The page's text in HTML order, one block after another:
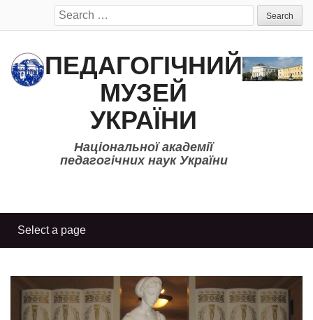
Search
for:
ПЕДАГОГІЧНИЙ
МУЗЕЙ
УКРАЇНИ
Національної академії
педагогічних наук України